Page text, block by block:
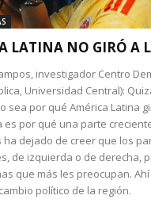
LATINA NO GIRÓ A
investigador Centro
Universidad Central):
sea por qué América Latina
es por qué una parte
ha dejado de creer que los
de izquierda o de derecha,
que más les preocupan.
político de la región.